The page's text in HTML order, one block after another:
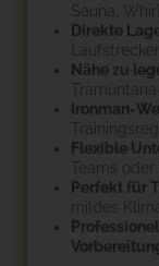
Sauna,
Direkte
Nähe zu
Ironman-
Flexible
Teams oder
Perfekt für
mildes